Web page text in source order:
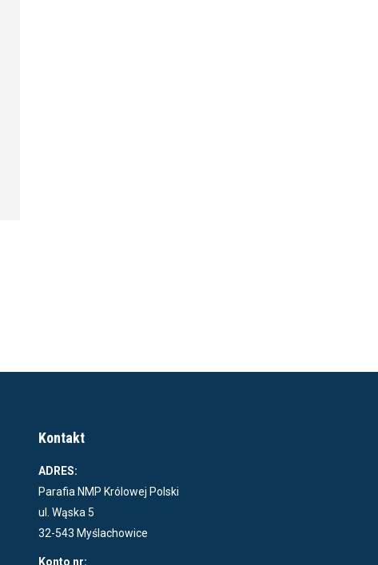
Kontakt
ADRES:
Parafia NMP Królowej Polski
ul. Wąska 5
32-543 Myślachowice
Konto nr: